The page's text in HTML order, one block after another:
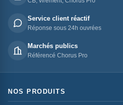
Service client réactif
Réponse sous 24h ouvrées
Marchés publics
Référencé Chorus Pro
NOS PRODUITS